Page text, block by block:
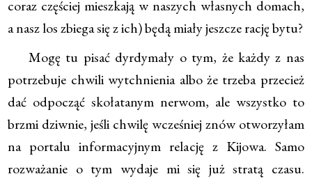
coraz częściej mieszkają w naszych własnych domach,
a nasz los zbiega się z ich) będą miały jeszcze rację bytu?
Mogę tu pisać dyrdymały o tym, że każdy z nas
potrzebuje chwili wytchnienia albo że trzeba przecież
dać odpocząć skołatanym nerwom, ale wszystko to
brzmi dziwnie, jeśli chwilę wcześniej znów otworzyłam
na portalu informacyjnym relację z Kijowa. Samo
rozważanie o tym wydaje mi się już stratą czasu.